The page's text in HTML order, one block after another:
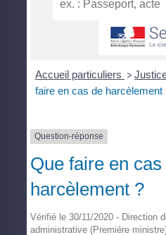
Accueil particuliers >
faire en cas de harcèlement
Question-réponse
Que faire en cas
harcèlement ?
Vérifié le 30/11/2020 - Direction
administrative (Première